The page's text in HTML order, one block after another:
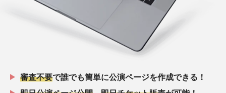
審査不要で誰でも簡単に公演ページを作成できる！